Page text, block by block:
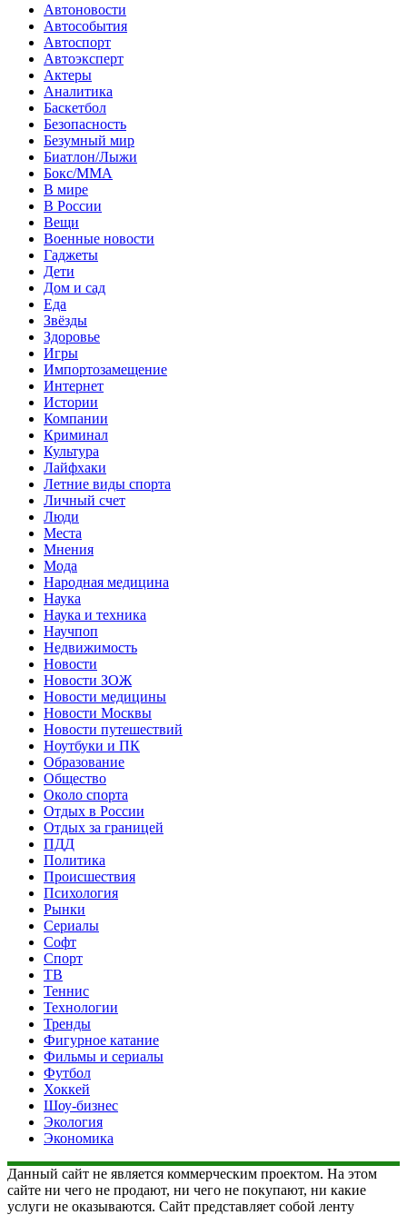
Автоновости
Автособытия
Автоспорт
Автоэксперт
Актеры
Аналитика
Баскетбол
Безопасность
Безумный мир
Биатлон/Лыжи
Бокс/MMA
В мире
В России
Вещи
Военные новости
Гаджеты
Дети
Дом и сад
Еда
Звёзды
Здоровье
Игры
Импортозамещение
Интернет
Истории
Компании
Криминал
Культура
Лайфхаки
Летние виды спорта
Личный счет
Люди
Места
Мнения
Мода
Народная медицина
Наука
Наука и техника
Научпоп
Недвижимость
Новости
Новости ЗОЖ
Новости медицины
Новости Москвы
Новости путешествий
Ноутбуки и ПК
Образование
Общество
Около спорта
Отдых в России
Отдых за границей
ПДД
Политика
Происшествия
Психология
Рынки
Сериалы
Софт
Спорт
ТВ
Теннис
Технологии
Тренды
Фигурное катание
Фильмы и сериалы
Футбол
Хоккей
Шоу-бизнес
Экология
Экономика
Данный сайт не является коммерческим проектом. На этом
сайте ни чего не продают, ни чего не покупают, ни какие
услуги не оказываются. Сайт представляет собой ленту